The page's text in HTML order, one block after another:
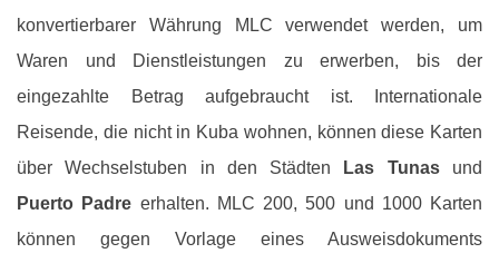
konvertierbarer Währung MLC verwendet werden, um
Waren und Dienstleistungen zu erwerben, bis der
eingezahlte Betrag aufgebraucht ist. Internationale
Reisende, die nicht in Kuba wohnen, können diese Karten
über Wechselstuben in den Städten
Las Tunasund
Puerto Padre erhalten. MLC 200, 500 und 1000 Karten
können gegen Vorlage eines Ausweisdokuments